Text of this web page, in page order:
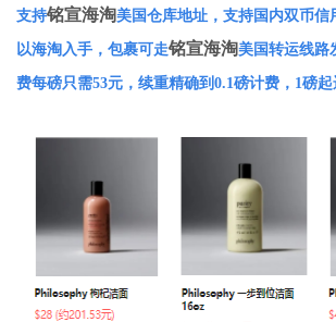
支持铭宣海淘美国仓库地址，支持国内双币信
以海淘入手，包裹可走铭宣海淘美国转运线路
费每磅只需53元，续重精确到0.1磅计费，1磅起